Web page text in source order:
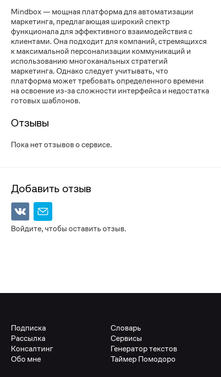
Mindbox — мощная платформа для автоматизации
маркетинга, предлагающая широкий спектр
функционала для эффективного взаимодействия с
клиентами. Она подходит для компаний, стремящихся
к максимальной персонализации коммуникаций и
использованию многоканальных стратегий
маркетинга. Однако следует учитывать, что
платформа может требовать определенного времени
на освоение из-за сложности интерфейса и недостатка
готовых шаблонов.
Отзывы
Пока нет отзывов о сервисе.
Добавить отзыв
Войдите, чтобы оставить отзыв.
Подписка
Рассылка
Консалтинг
Обо мне
Словарь
Сервисы
Генератор текстов
Таймер Помодоро